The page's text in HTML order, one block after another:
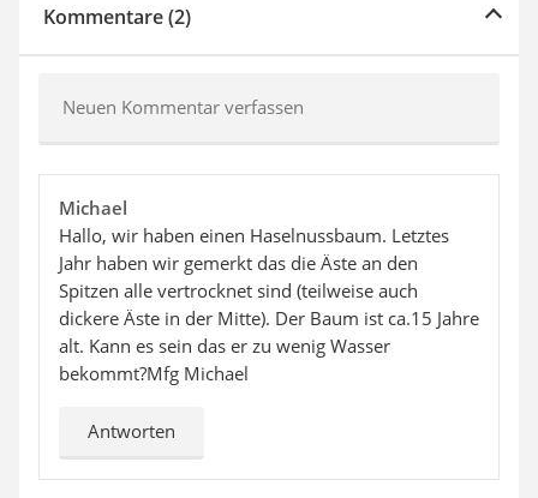
Kommentare (2)
Neuen Kommentar verfassen
Michael
Hallo, wir haben einen Haselnussbaum. Letztes
Jahr haben wir gemerkt das die Äste an den
Spitzen alle vertrocknet sind (teilweise auch
dickere Äste in der Mitte). Der Baum ist ca.15 Jahre
alt. Kann es sein das er zu wenig Wasser
bekommt?Mfg Michael
Antworten